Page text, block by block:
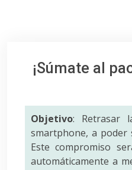
¡Súmate al
Objetivo: Retrasar
smartphone, a poder
Este compromiso
automáticamente a